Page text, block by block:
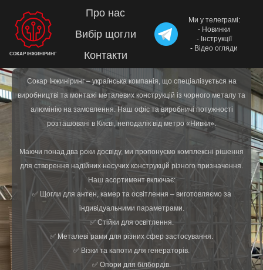
СОКАР ІНЖИНІРИНГ
Про нас
Вибір щогли
Контакти
Ми у телеграмі:
- Новинки
- Інструкції
- Відео огляди
Сокар Інжиніринг – українська компанія, що спеціалізується на
виробництві та монтажі металевих конструкцій із чорного металу та
алюмінію на замовлення. Наш офіс та виробничі потужності
розташовані в Києві, неподалік від метро «Нивки».
Маючи понад два роки досвіду, ми пропонуємо комплексні рішення
для створення надійних несучих конструкцій різного призначення.
Наш асортимент включає:
✅ Щогли для антен, камер та освітлення – виготовляємо за
індивідуальними параметрами.
✅ Стійки для освітлення.
✅ Металеві рами для різних сфер застосування.
✅ Візки та капоти для генераторів.
✅ Опори для білбордів.